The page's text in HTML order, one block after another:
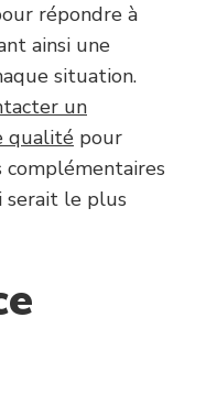
répondre à
ainsi une
situation.
un
qualité pour
serait le plus